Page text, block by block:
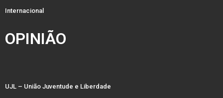
Internacional
OPINIÃO
UJL – União Juventude e Liberdade